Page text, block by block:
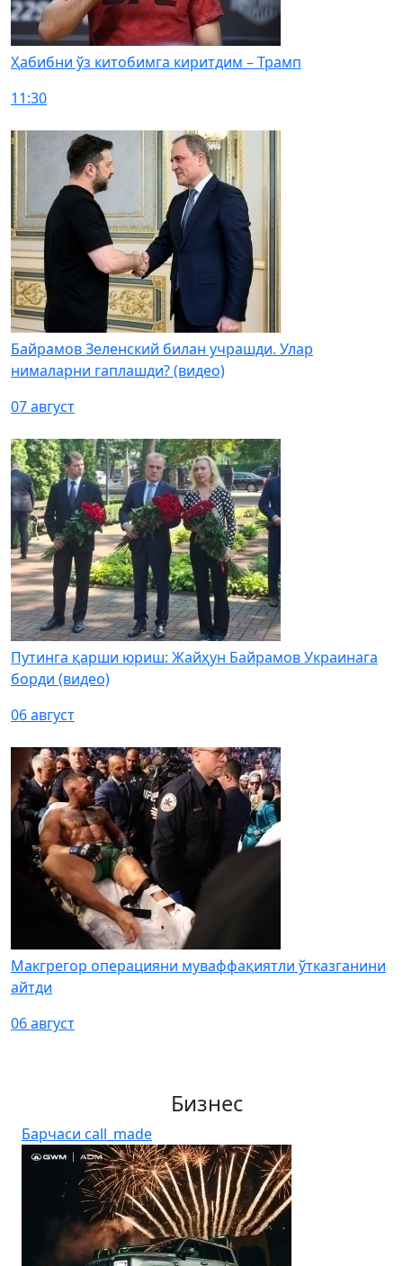
Ҳабибни ўз китобимга киритдим – Трамп
11:30
Байрамов Зеленский билан учрашди. Улар
нималарни гаплашди? (видео)
07 август
Путинга қарши юриш: Жайҳун Байрамов Украинага
борди (видео)
06 август
Макгрегор операцияни муваффақиятли ўтказганини
айтди
06 август
Бизнес
Барчаси call_made